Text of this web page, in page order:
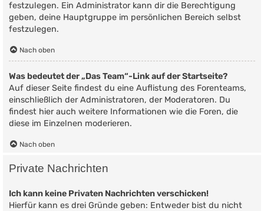
festzulegen. Ein Administrator kann dir die Berechtigung
geben, deine Hauptgruppe im persönlichen Bereich selbst
festzulegen.
Nach oben
Was bedeutet der „Das Team“-Link auf der Startseite?
Auf dieser Seite findest du eine Auflistung des Forenteams,
einschließlich der Administratoren, der Moderatoren. Du
findest hier auch weitere Informationen wie die Foren, die
diese im Einzelnen moderieren.
Nach oben
Private Nachrichten
Ich kann keine Privaten Nachrichten verschicken!
Hierfür kann es drei Gründe geben: Entweder bist du nicht